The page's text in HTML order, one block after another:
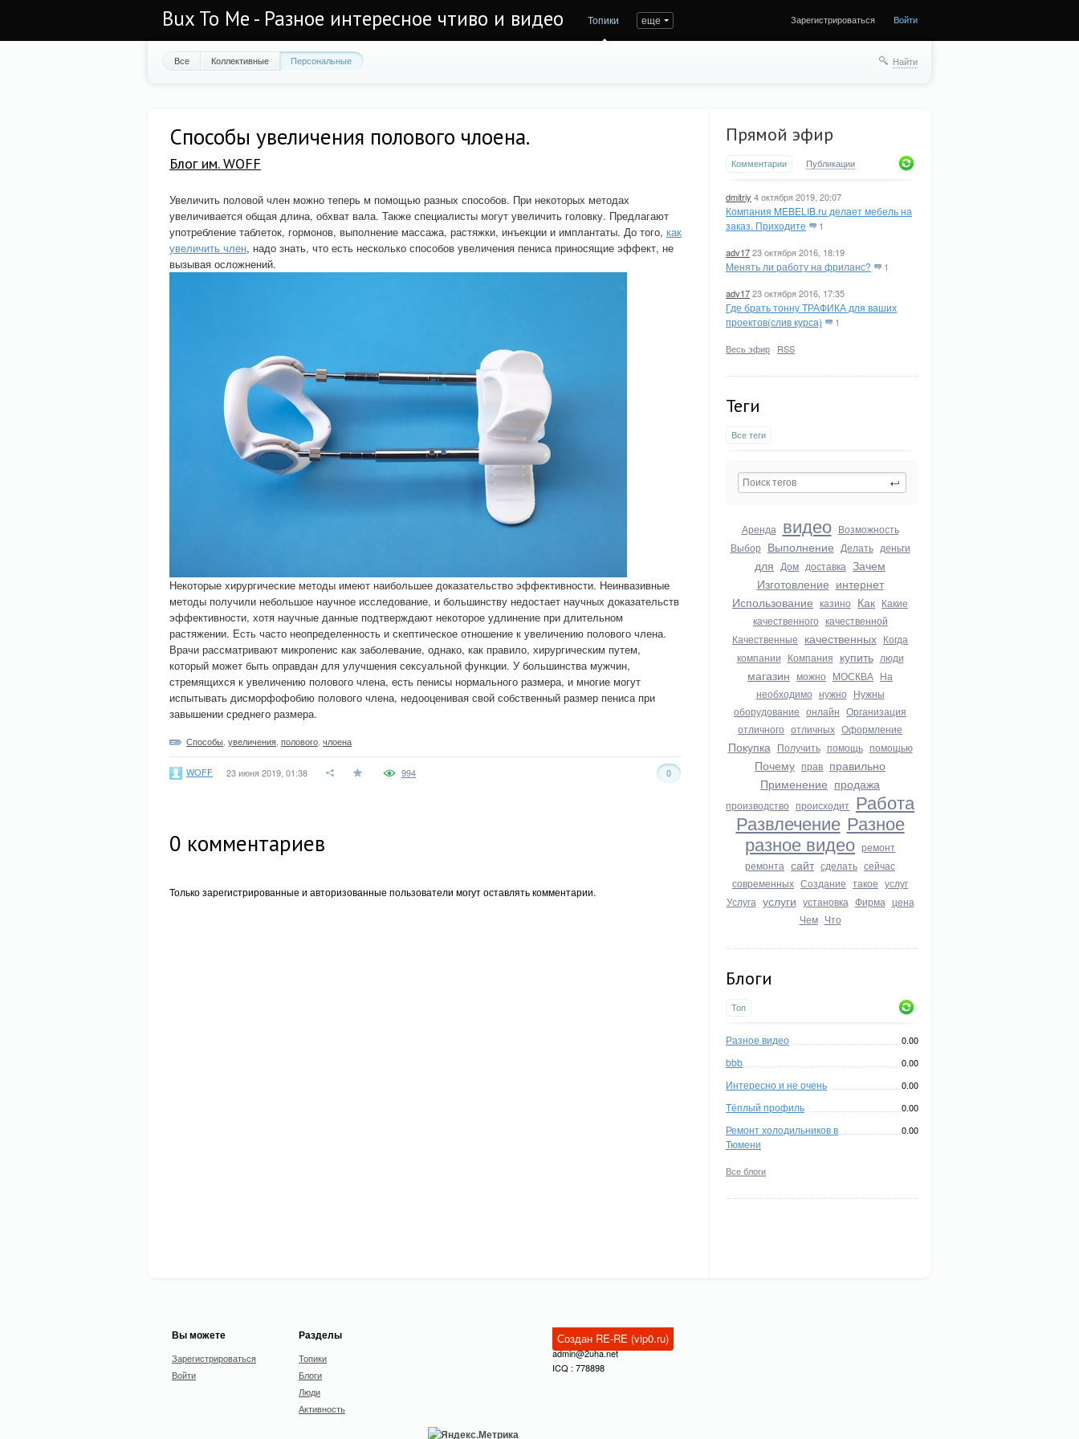
Bux To Me - Разное интересное чтиво и видео Топики еще Зарегистрироваться Войти
Все Коллективные Персональные Найти
Прямой эфир
Комментарии Публикации
dmitriy 4 октября 2019, 20:07
Компания MEBELIB.ru делает мебель на
заказ. Приходите
1
adv1723 октября 2016, 18:19
Менять ли работу на фриланс? 1
adv1723 октября 2016, 17:35
Где брать тонну ТРАФИКА для ваших
проектов(слив курса)
1
Весь эфир · RSS
Теги
Все теги
Аренда видео Возможность
Выбор Выполнение Делать деньги
для Дом доставка Зачем
Изготовление интернет
Использование казино Как Какие
качественного качественной
Качественные качественных Когда
компании Компания купить люди
магазин можно МОСКВА На
необходимо нужно Нужны
оборудование онлайн Организация
отличного отличных Оформление
Покупка Получить помощь помощью
Почему прав правильно
Применение продажа
производство происходит Работа
Развлечение Разное
разное видео ремонт
ремонта сайт сделать сейчас
современных Создание такое услуг
Услуга услуги установка Фирма цена
Чем Что
Блоги
Топ
Разное видео 0.00
bbb 0.00
Интересно и не очень 0.00
Тёплый профиль 0.00
Ремонт холодильников в
Тюмени
0.00
Все блоги
Способы увеличения полового члоена.
Блог им. WOFF
Увеличить половой член можно теперь м помощью разных способов. При некоторых методах
увеличивается общая длина, обхват вала. Также специалисты могут увеличить головку. Предлагают
употребление таблеток, гормонов, выполнение массажа, растяжки, инъекции и имплантаты. До того, как
увеличить член, надо знать, что есть несколько способов увеличения пениса приносящие эффект, не
вызывая осложнений.
Некоторые хирургические методы имеют наибольшее доказательство эффективности. Неинвазивные
методы получили небольшое научное исследование, и большинству недостает научных доказательств
эффективности, хотя научные данные подтверждают некоторое удлинение при длительном
растяжении. Есть часто неопределенность и скептическое отношение к увеличению полового члена.
Врачи рассматривают микропенис как заболевание, однако, как правило, хирургическим путем,
который может быть оправдан для улучшения сексуальной функции. У большинства мужчин,
стремящихся к увеличению полового члена, есть пенисы нормального размера, и многие могут
испытывать дисморфофобию полового члена, недооценивая свой собственный размер пениса при
завышении среднего размера.
Способы увеличения полового члоена
WOFF 23 июня 2019, 01:38 0
994
0 комментариев
Только зарегистрированные и авторизованные пользователи могут оставлять комментарии.
Вы можете
Зарегистрироваться
Войти
Разделы
Топики
Блоги
Люди
Активность
Создан RE-RE (vip0.ru)
admin@2uha.net
ICQ : 778898